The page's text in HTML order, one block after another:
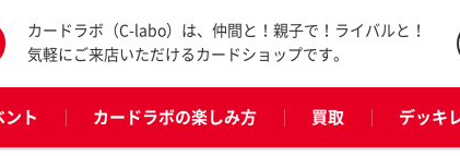
カードラボ（C-labo）は、仲間と！親子で！ライバルと！
気軽にご来店いただけるカードショップです。
ント カードラボの楽しみ方 買取 デッキ